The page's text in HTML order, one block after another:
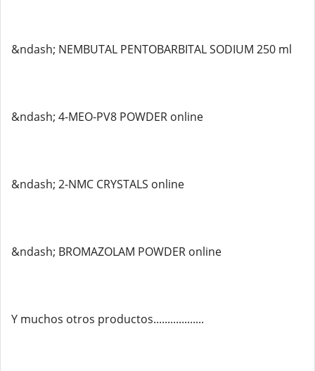
&ndash; NEMBUTAL PENTOBARBITAL SODIUM 250 ml
&ndash; 4-MEO-PV8 POWDER online
&ndash; 2-NMC CRYSTALS online
&ndash; BROMAZOLAM POWDER online
Y muchos otros productos..................